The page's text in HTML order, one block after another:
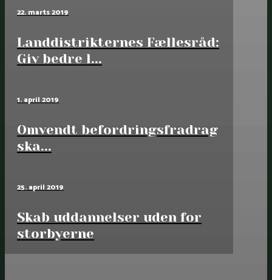
22. marts 2019
Landdistrikternes Fællesråd:
Giv bedre l...
1. april 2019
Omvendt befordrings­­fradrag
ska...
25. april 2019
Skab uddannelser uden for
storbyerne